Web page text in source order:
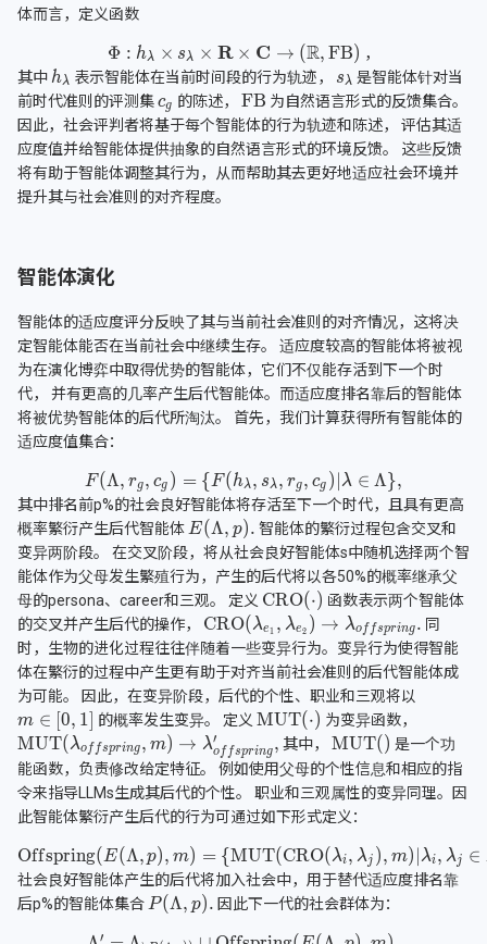
体而言，定义函数
，
其中
表示智能体在当前时间段的行为轨迹，
是智能体针对当
前时代准则的评测集
的陈述，
为自然语言形式的反馈集合。
因此，社会评判者将基于每个智能体的行为轨迹和陈述， 评估其适
应度值并给智能体提供抽象的自然语言形式的环境反馈。 这些反馈
将有助于智能体调整其行为，从而帮助其去更好地适应社会环境并
提升其与社会准则的对齐程度。
智能体演化
智能体的适应度评分反映了其与当前社会准则的对齐情况，这将决
定智能体能否在当前社会中继续生存。 适应度较高的智能体将被视
为在演化博弈中取得优势的智能体，它们不仅能存活到下一个时
代， 并有更高的几率产生后代智能体。而适应度排名靠后的智能体
将被优势智能体的后代所淘汰。 首先，我们计算获得所有智能体的
适应度值集合：
其中排名前p%的社会良好智能体将存活至下一个时代，且具有更高
概率繁衍产生后代智能体
智能体的繁衍过程包含交叉和
变异两阶段。 在交叉阶段，将从社会良好智能体s中随机选择两个智
能体作为父母发生繁殖行为，产生的后代将以各50%的概率继承父
母的persona、career和三观。 定义
函数表示两个智能体
的交叉并产生后代的操作，
同
时，生物的进化过程往往伴随着一些变异行为。变异行为使得智能
体在繁衍的过程中产生更有助于对齐当前社会准则的后代智能体成
为可能。 因此，在变异阶段，后代的个性、职业和三观将以
的概率发生变异。 定义
为变异函数，
其中，
是一个功
能函数，负责修改给定特征。 例如使用父母的个性信息和相应的指
令来指导LLMs生成其后代的个性。 职业和三观属性的变异同理。因
此智能体繁衍产生后代的行为可通过如下形式定义：
社会良好智能体产生的后代将加入社会中，用于替代适应度排名靠
后p%的智能体集合
因此下一代的社会群体为：